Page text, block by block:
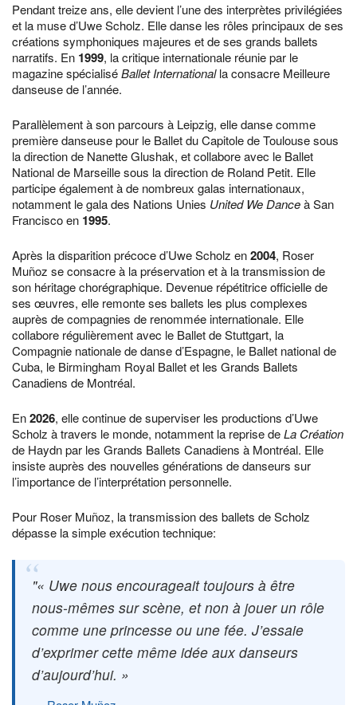
Pendant treize ans, elle devient l’une des interprètes privilégiées
et la muse d’Uwe Scholz. Elle danse les rôles principaux de ses
créations symphoniques majeures et de ses grands ballets
narratifs. En 1999, la critique internationale réunie par le
magazine spécialiséBallet Internationalla consacre Meilleure
danseuse de l’année.
Parallèlement à son parcours à Leipzig, elle danse comme
première danseuse pour le Ballet du Capitole de Toulouse sous
la direction de Nanette Glushak, et collabore avec le Ballet
National de Marseille sous la direction de Roland Petit. Elle
participe également à de nombreux galas internationaux,
notamment le gala des Nations Unies United We Danceà San
Francisco en 1995.
Après la disparition précoce d’Uwe Scholz en2004, Roser
Muñoz se consacre à la préservation et à la transmission de
son héritage chorégraphique. Devenue répétitrice officielle de
ses œuvres, elle remonte ses ballets les plus complexes
auprès de compagnies de renommée internationale. Elle
collabore régulièrement avec le Ballet de Stuttgart, la
Compagnie nationale de danse d’Espagne, le Ballet national de
Cuba, le Birmingham Royal Ballet et les Grands Ballets
Canadiens de Montréal.
En2026, elle continue de superviser les productions d’Uwe
Scholz à travers le monde, notamment la reprise deLa Création
de Haydn par les Grands Ballets Canadiens à Montréal. Elle
insiste auprès des nouvelles générations de danseurs sur
l’importance de l’interprétation personnelle.
Pour Roser Muñoz, la transmission des ballets de Scholz
dépasse la simple exécution technique:
« Uwe nous encourageait toujours à être
nous-mêmes sur scène, et non à jouer un rôle
comme une princesse ou une fée. J’essaie
d’exprimer cette même idée aux danseurs
d’aujourd’hui. »